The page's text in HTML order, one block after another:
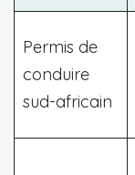
Permis de
conduire
sud-africain